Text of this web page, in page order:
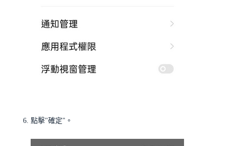
點擊"確定"。